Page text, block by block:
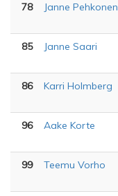
78 Janne Pehkonen
85 Janne Saari
86 Karri Holmberg
96 Aake Korte
99 Teemu Vorho